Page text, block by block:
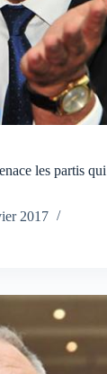
les partis qui
2017